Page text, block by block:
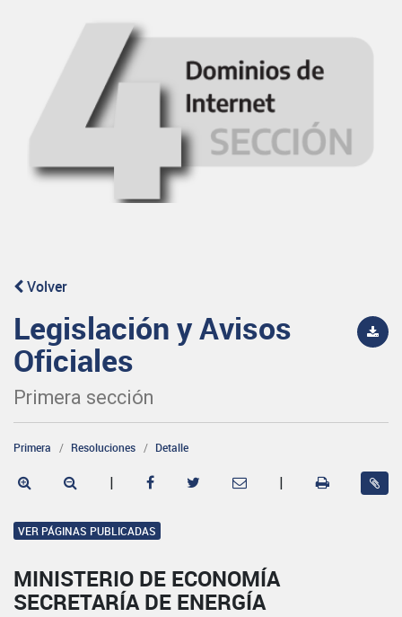
Volver
Legislación y Avisos
Oficiales
Primera sección
Primera Resoluciones Detalle
| |
VER PÁGINAS PUBLICADAS
MINISTERIO DE ECONOMÍA
SECRETARÍA DE ENERGÍA